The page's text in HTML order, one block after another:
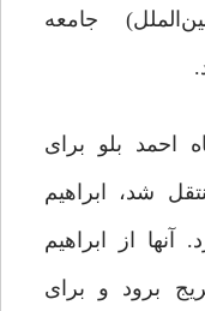
جامعه‌
احمد بلو برای
شد، ابراهیم
از ابراهیم
برود و برای